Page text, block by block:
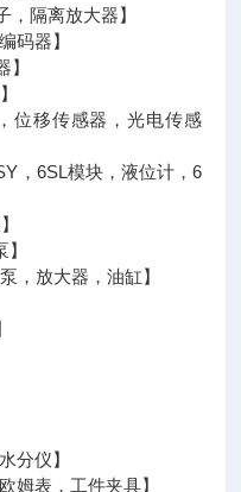
，隔离放大器】
码器】
位移传感器，光电传感
，6SL模块，液位计，6
放大器，油缸】
仪】
姆表，工件夹具】